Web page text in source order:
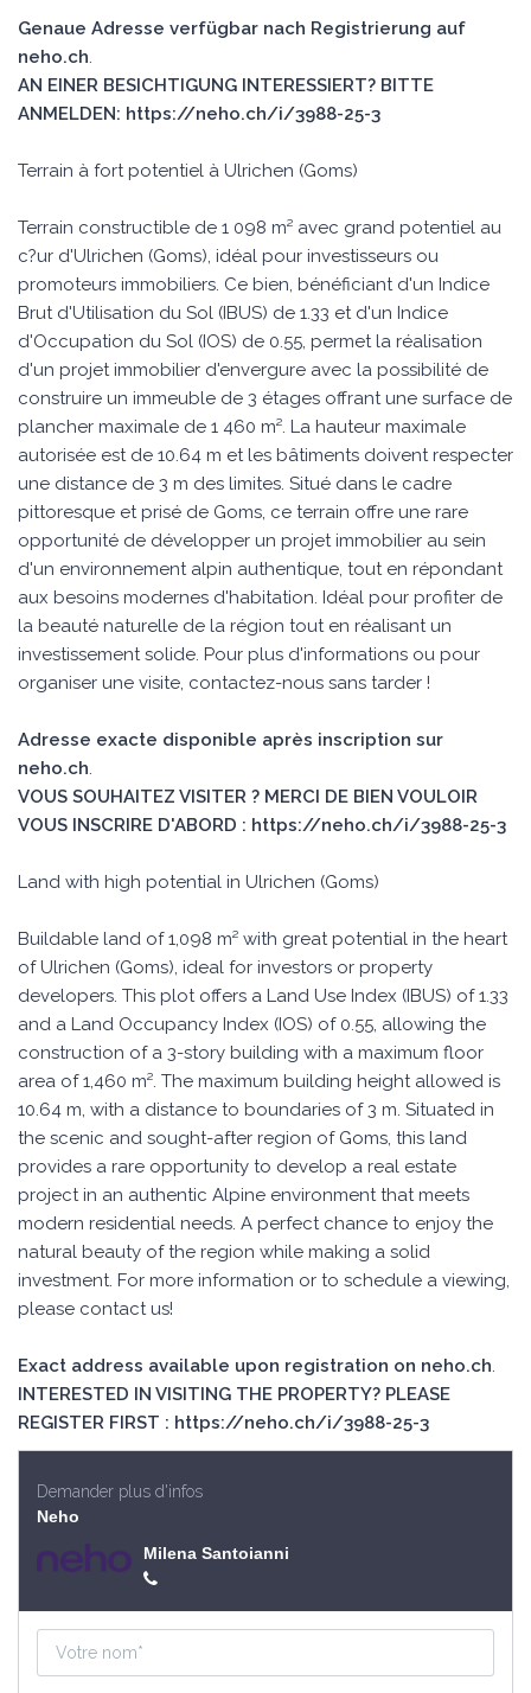
Genaue Adresse verfügbar nach Registrierung auf
neho.ch.
AN EINER BESICHTIGUNG INTERESSIERT? BITTE
ANMELDEN: https://neho.ch/i/3988-25-3
Terrain à fort potentiel à Ulrichen (Goms)
Terrain constructible de 1 098 m² avec grand potentiel au
c?ur d'Ulrichen (Goms), idéal pour investisseurs ou
promoteurs immobiliers. Ce bien, bénéficiant d'un Indice
Brut d'Utilisation du Sol (IBUS) de 1.33 et d'un Indice
d'Occupation du Sol (IOS) de 0.55, permet la réalisation
d'un projet immobilier d'envergure avec la possibilité de
construire un immeuble de 3 étages offrant une surface de
plancher maximale de 1 460 m². La hauteur maximale
autorisée est de 10.64 m et les bâtiments doivent respecter
une distance de 3 m des limites. Situé dans le cadre
pittoresque et prisé de Goms, ce terrain offre une rare
opportunité de développer un projet immobilier au sein
d'un environnement alpin authentique, tout en répondant
aux besoins modernes d'habitation. Idéal pour profiter de
la beauté naturelle de la région tout en réalisant un
investissement solide. Pour plus d'informations ou pour
organiser une visite, contactez-nous sans tarder !
Adresse exacte disponible après inscription sur
neho.ch.
VOUS SOUHAITEZ VISITER ? MERCI DE BIEN VOULOIR
VOUS INSCRIRE D'ABORD : https://neho.ch/i/3988-25-3
Land with high potential in Ulrichen (Goms)
Buildable land of 1,098 m² with great potential in the heart
of Ulrichen (Goms), ideal for investors or property
developers. This plot offers a Land Use Index (IBUS) of 1.33
and a Land Occupancy Index (IOS) of 0.55, allowing the
construction of a 3-story building with a maximum floor
area of 1,460 m². The maximum building height allowed is
10.64 m, with a distance to boundaries of 3 m. Situated in
the scenic and sought-after region of Goms, this land
provides a rare opportunity to develop a real estate
project in an authentic Alpine environment that meets
modern residential needs. A perfect chance to enjoy the
natural beauty of the region while making a solid
investment. For more information or to schedule a viewing,
please contact us!
Exact address available upon registration on neho.ch.
INTERESTED IN VISITING THE PROPERTY? PLEASE
REGISTER FIRST : https://neho.ch/i/3988-25-3
Demander plus d'infos
Neho
Milena Santoianni